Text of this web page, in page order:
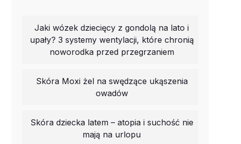
Jaki wózek dziecięcy z gondolą na lato i
upały? 3 systemy wentylacji, które chronią
noworodka przed przegrzaniem
Skóra Moxi żel na swędzące ukąszenia
owadów
Skóra dziecka latem – atopia i suchość nie
mają na urlopu